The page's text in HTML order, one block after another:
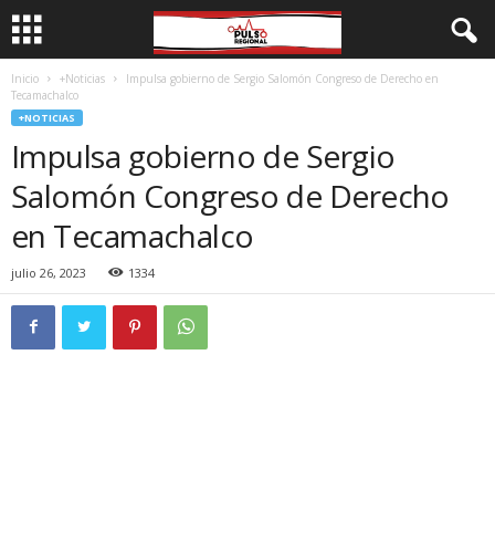
Inicio +Noticias
Impulsa gobierno de Sergio Salomón Congreso de Derecho en
Tecamachalco
+NOTICIAS
Impulsa gobierno de Sergio
Salomón Congreso de Derecho
en Tecamachalco
julio 26, 2023 1334